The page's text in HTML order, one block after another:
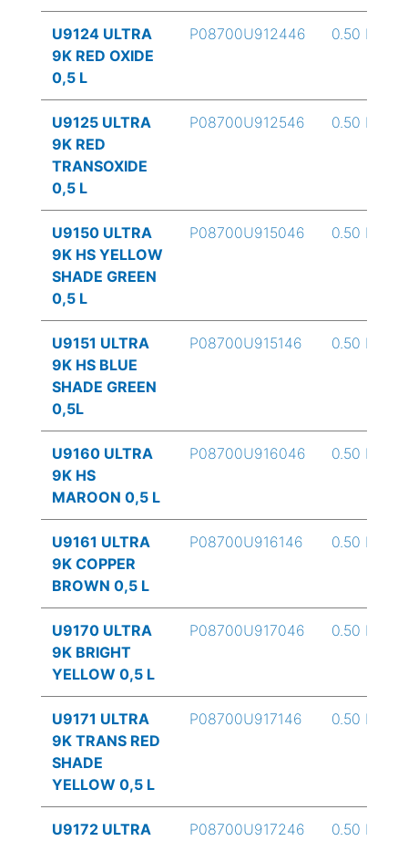
U9124 ULTRA
9K RED OXIDE
0,5 L
P08700U912446 0.50 L
U9125 ULTRA
9K RED
TRANSOXIDE
0,5 L
P08700U912546 0.50 L
U9150 ULTRA
9K HS YELLOW
SHADE GREEN
0,5 L
P08700U915046 0.50 L
U9151 ULTRA
9K HS BLUE
SHADE GREEN
0,5L
P08700U915146 0.50 L
U9160 ULTRA
9K HS
MAROON 0,5 L
P08700U916046 0.50 L
U9161 ULTRA
9K COPPER
BROWN 0,5 L
P08700U916146 0.50 L
U9170 ULTRA
9K BRIGHT
YELLOW 0,5 L
P08700U917046 0.50 L
U9171 ULTRA
9K TRANS RED
SHADE
YELLOW 0,5 L
P08700U917146 0.50 L
U9172 ULTRA P08700U917246 0.50 L